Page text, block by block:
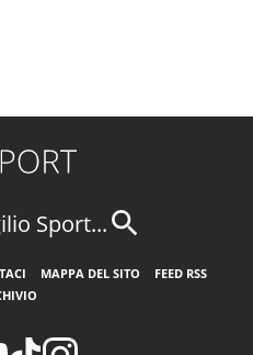
Sport...
MAPPA DEL SITO
FEED RSS